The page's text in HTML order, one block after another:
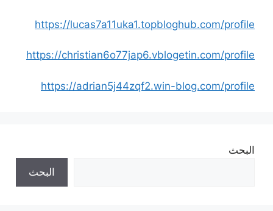
https://lucas7a11uka1.topbloghub.com/profile
https://christian6o77jap6.vblogetin.com/profile
https://adrian5j44zqf2.win-blog.com/profile
البحث
البحث